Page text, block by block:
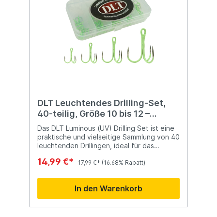
DLT Leuchtendes Drilling-Set,
40-teilig, Größe 10 bis 12 –
Leuchtendes Drilling-Set
Das DLT Luminous (UV) Drilling Set ist eine
praktische und vielseitige Sammlung von 40
leuchtenden Drillingen, ideal für das
Bedingungen. Diese Drillinge sind mit einer
Licht absorbiert, wenn sie einer Lichtquelle
ausgesetzt werden. Dadurch können sie in
der Nacht oder in trübem Wasser leuchten
und die Aufmerksamkeit von Raubfischen
14,99 €* 17,99 €* (16.68% Rabatt)
In den Warenkorb